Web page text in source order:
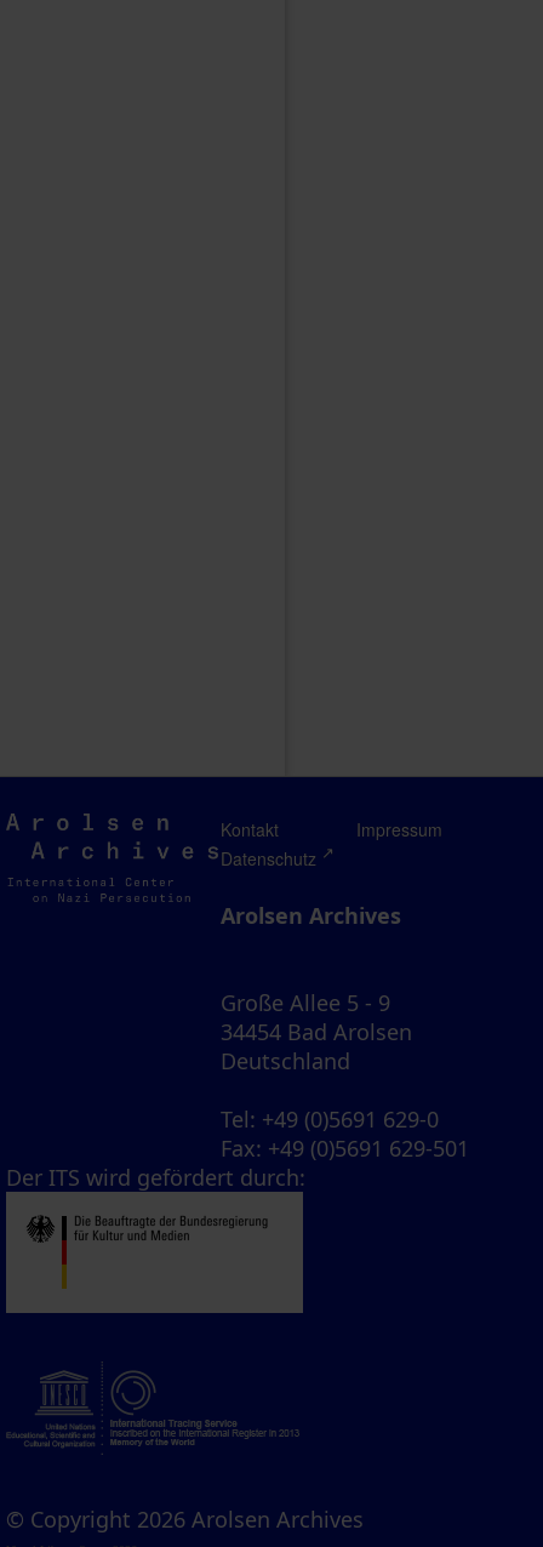
Arolsen
Archives
Kontakt
Impressum
Datenschutz
Arolsen Archives
Große Allee 5 - 9
34454 Bad Arolsen
Deutschland
Tel: +49 (0)5691 629-0
Fax: +49 (0)5691 629-501
Der ITS wird gefördert durch:
© Copyright 2026 Arolsen Archives